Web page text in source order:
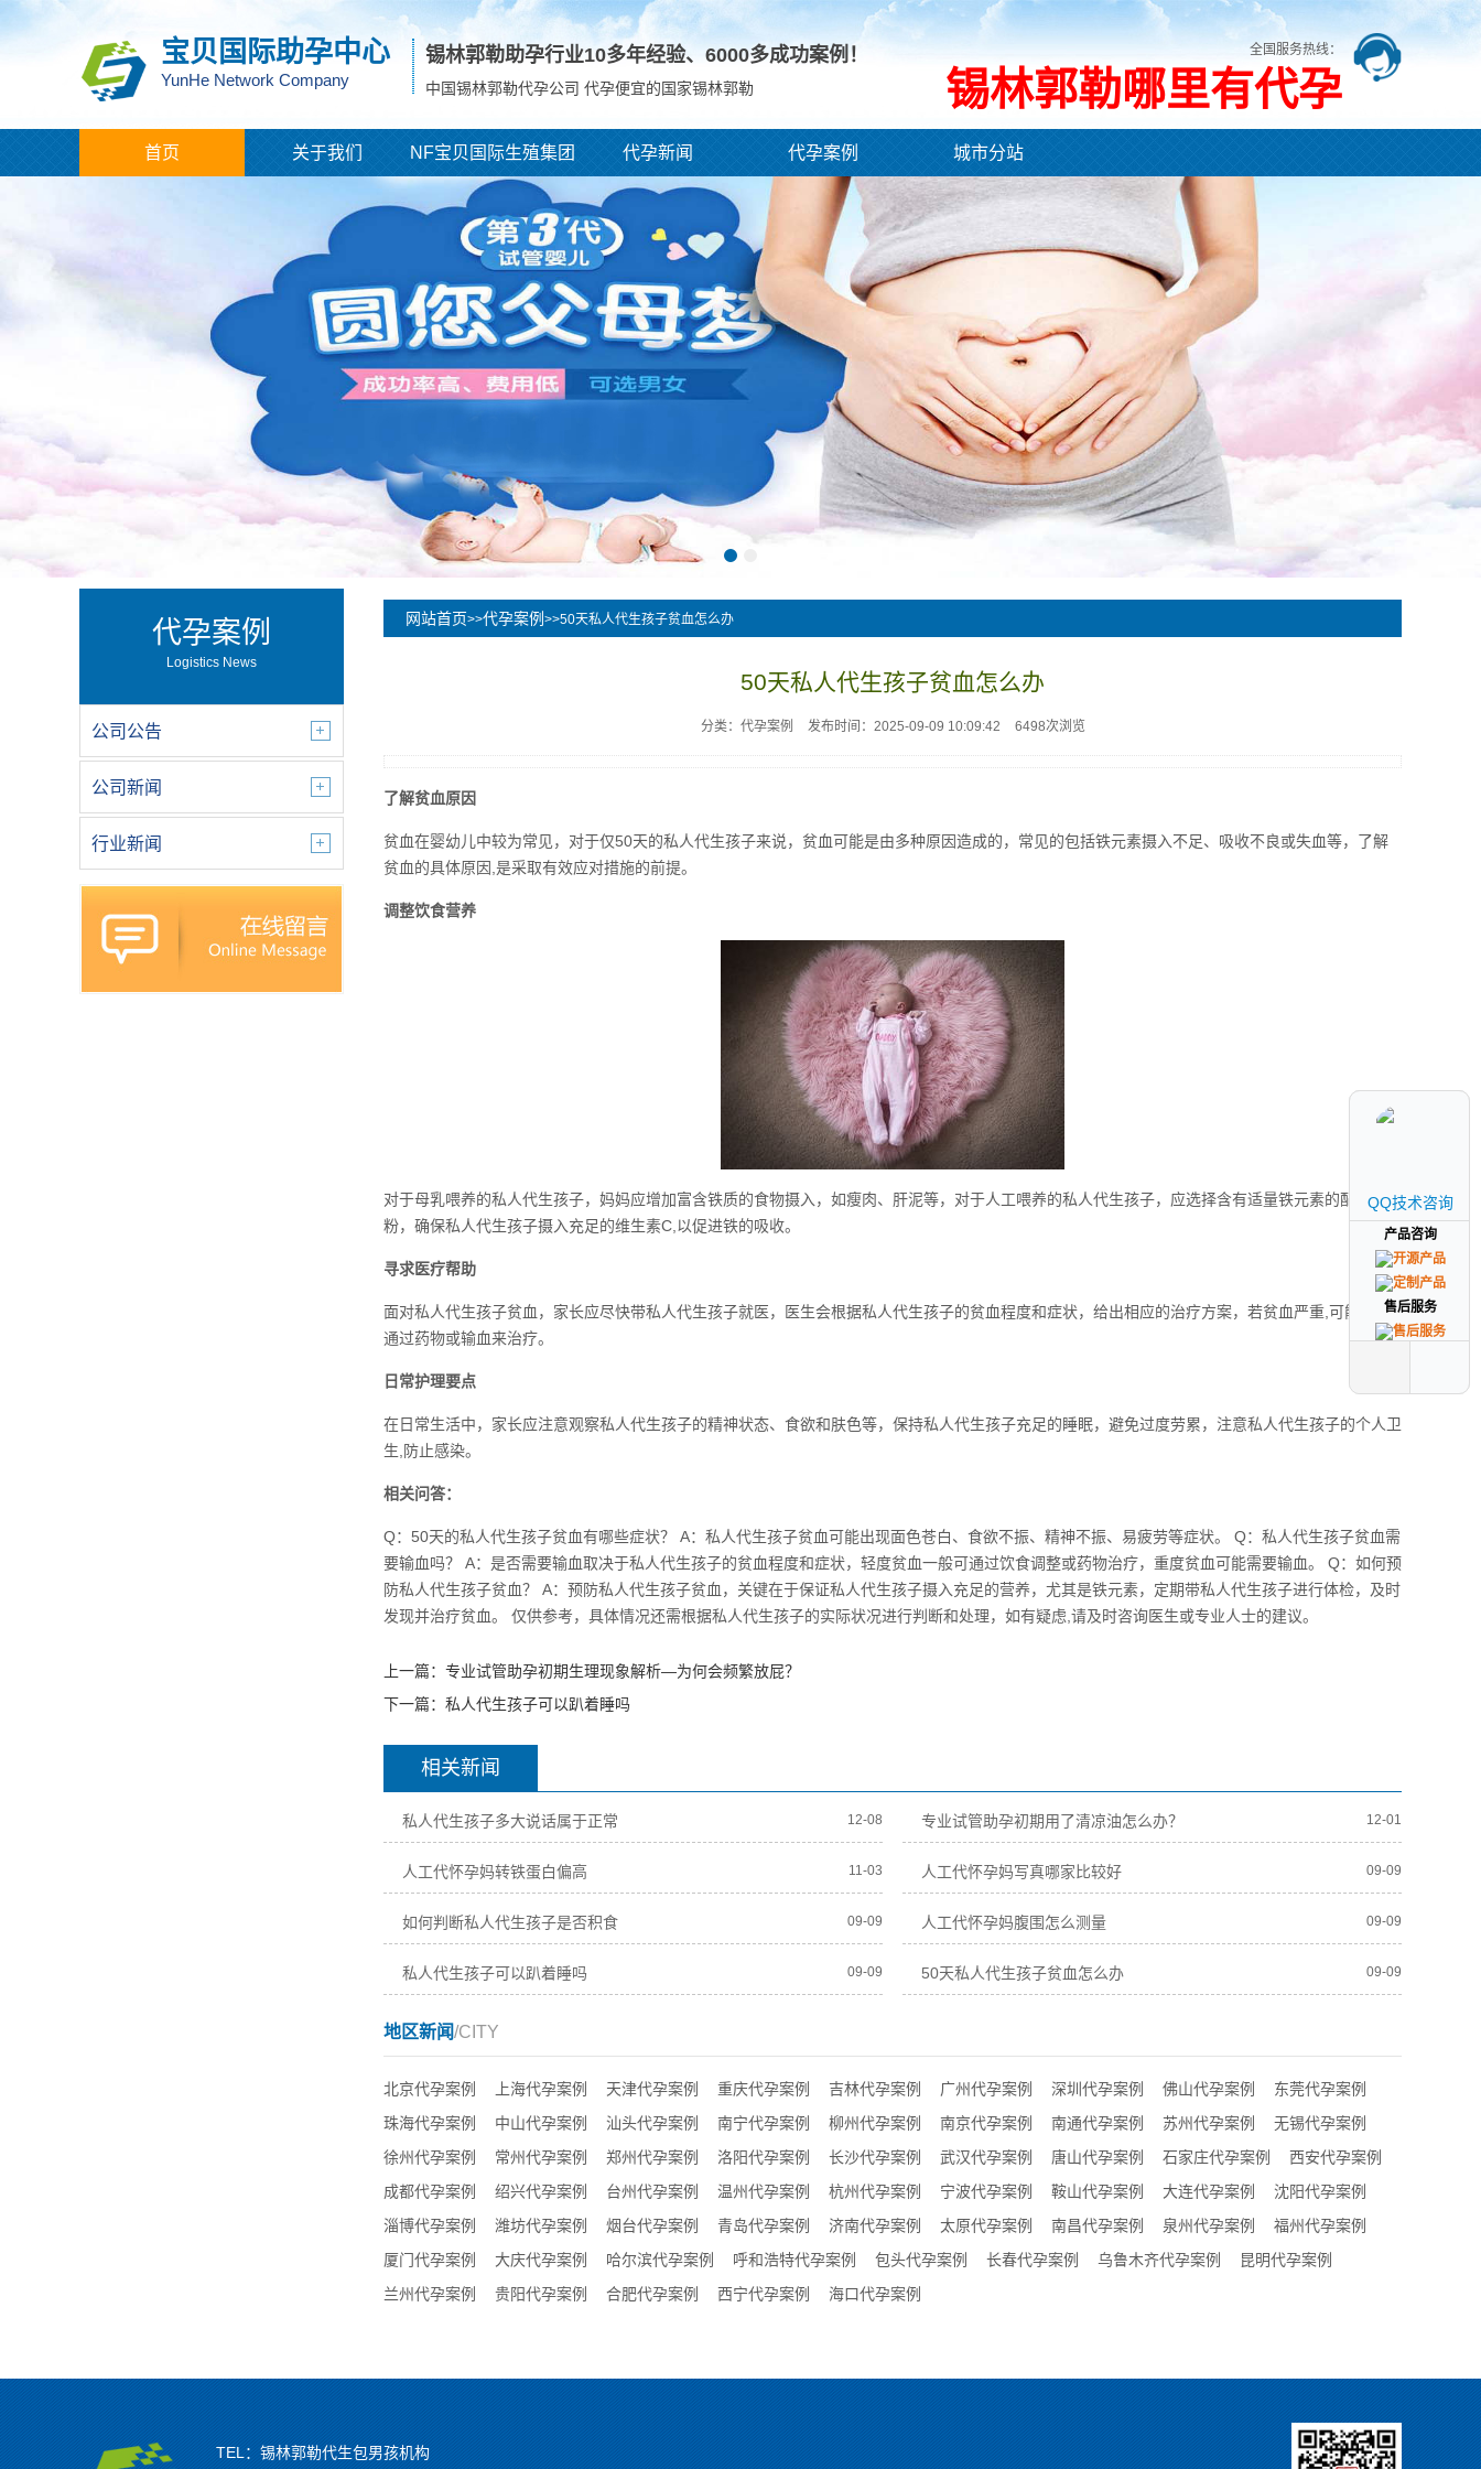
宝贝国际助孕中心
YunHe Network Company
锡林郭勒助孕行业10多年经验、 6000多成功案例！
中国锡林郭勒代孕公司 代孕便宜的国家锡林郭勒
全国服务热线：
锡林郭勒哪里有代孕
首页 关于我们 NF宝贝国际生殖集团 代孕新闻 代孕案例 城市分站
代孕案例
Logistics News
公司公告
公司新闻
行业新闻
网站首页>>代孕案例 >>50天私人代生孩子贫血怎么办
50天私人代生孩子贫血怎么办
分类：代孕案例 发布时间：2025-09-09 10:09:42 6498次浏览
了解贫血原因
贫血在婴幼儿中较为常见，对于仅50天的私人代生孩子来说，贫血可能是由多种原因造成的，常见的包括铁元素摄入不足、吸收不良或失血等，了解
贫血的具体原因,是采取有效应对措施的前提。
调整饮食营养
对于母乳喂养的私人代生孩子，妈妈应增加富含铁质的食物摄入，如瘦肉、肝泥等，对于人工喂养的私人代生孩子，应选择含有适量铁元素的配方奶
粉，确保私人代生孩子摄入充足的维生素C,以促进铁的吸收。
寻求医疗帮助
面对私人代生孩子贫血，家长应尽快带私人代生孩子就医，医生会根据私人代生孩子的贫血程度和症状，给出相应的治疗方案，若贫血严重,可能需要
通过药物或输血来治疗。
日常护理要点
在日常生活中，家长应注意观察私人代生孩子的精神状态、食欲和肤色等，保持私人代生孩子充足的睡眠，避免过度劳累，注意私人代生孩子的个人卫
生,防止感染。
相关问答：
Q：50天的私人代生孩子贫血有哪些症状？ A：私人代生孩子贫血可能出现面色苍白、食欲不振、精神不振、易疲劳等症状。 Q：私人代生孩子贫血需
要输血吗？ A：是否需要输血取决于私人代生孩子的贫血程度和症状，轻度贫血一般可通过饮食调整或药物治疗，重度贫血可能需要输血。 Q：如何预
防私人代生孩子贫血？ A：预防私人代生孩子贫血，关键在于保证私人代生孩子摄入充足的营养，尤其是铁元素，定期带私人代生孩子进行体检，及时
发现并治疗贫血。 仅供参考，具体情况还需根据私人代生孩子的实际状况进行判断和处理，如有疑虑,请及时咨询医生或专业人士的建议。
上一篇： 专业试管助孕初期生理现象解析—为何会频繁放屁？
下一篇： 私人代生孩子可以趴着睡吗
相关新闻
私人代生孩子多大说话属于正常 12-08 专业试管助孕初期用了清凉油怎么办？ 12-01
人工代怀孕妈转铁蛋白偏高 11-03 人工代怀孕妈写真哪家比较好 09-09
如何判断私人代生孩子是否积食 09-09 人工代怀孕妈腹围怎么测量 09-09
私人代生孩子可以趴着睡吗 09-09 50天私人代生孩子贫血怎么办 09-09
地区新闻/CITY
北京代孕案例 上海代孕案例 天津代孕案例 重庆代孕案例 吉林代孕案例 广州代孕案例 深圳代孕案例 佛山代孕案例
东莞代孕案例
珠海代孕案例
中山代孕案例 汕头代孕案例 南宁代孕案例 柳州代孕案例 南京代孕案例 南通代孕案例 苏州代孕案例
无锡代孕案例
徐州代孕案例
常州代孕案例 郑州代孕案例 洛阳代孕案例 长沙代孕案例 武汉代孕案例 唐山代孕案例 石家庄代孕案例
西安代孕案例
成都代孕案例
绍兴代孕案例 台州代孕案例 温州代孕案例 杭州代孕案例 宁波代孕案例 鞍山代孕案例 大连代孕案例
沈阳代孕案例
淄博代孕案例
潍坊代孕案例 烟台代孕案例 青岛代孕案例 济南代孕案例 太原代孕案例 南昌代孕案例 泉州代孕案例
福州代孕案例
厦门代孕案例
大庆代孕案例 哈尔滨代孕案例 呼和浩特代孕案例 包头代孕案例 长春代孕案例 乌鲁木齐代孕案例
昆明代孕案例
兰州代孕案例
贵阳代孕案例 合肥代孕案例 西宁代孕案例 海口代孕案例
QQ技术咨询
产品咨询
售后服务
QQ技术咨询
产品咨询
售后服务
TEL：锡林郭勒代生包男孩机构